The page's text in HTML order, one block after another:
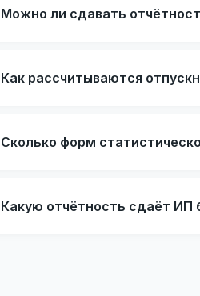
Можно ли сдавать
Как рассчитываются
Сколько форм
Какую отчётность сдаёт ИП